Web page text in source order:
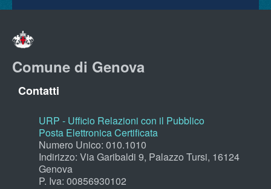
Comune di Genova
Contatti
URP - Ufficio Relazioni con il Pubblico
Posta Elettronica Certificata
Numero Unico: 010.1010
Indirizzo: Via Garibaldi 9, Palazzo Tursi, 16124
Genova
P. Iva: 00856930102